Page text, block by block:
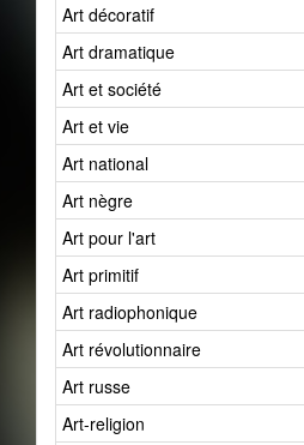
Art décoratif
Art dramatique
Art et société
Art et vie
Art national
Art nègre
Art pour l'art
Art primitif
Art radiophonique
Art révolutionnaire
Art russe
Art-religion